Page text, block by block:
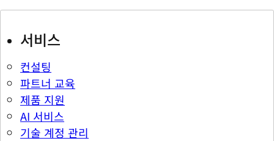
서비스
컨설팅
파트너 교육
제품 지원
AI 서비스
기술 계정 관리